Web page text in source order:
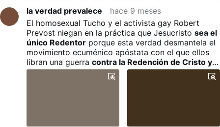
Relacionado:1.Bergoglio vuelve
a la carga: María Santísima no …
- 2."Francisco ultraja a María" -
Descargar el PDF: …- 3.
BERGOGLIO: MARÍA NO ES
CORREDENTORA - Descargar …
- 4.LA RELIGIÓN DEL HOMBRE.
Del …
Más
la verdad prevalece
hace 9 meses
El homosexual Tucho y el activista gay Robert
Prevost niegan en la práctica que Jesucristosea el
único Redentor porque esta verdad desmantela el
movimiento ecuménico apóstata con el que ellos
libran una guerracontra la Redención de Cristo y
su Reinado Universal.